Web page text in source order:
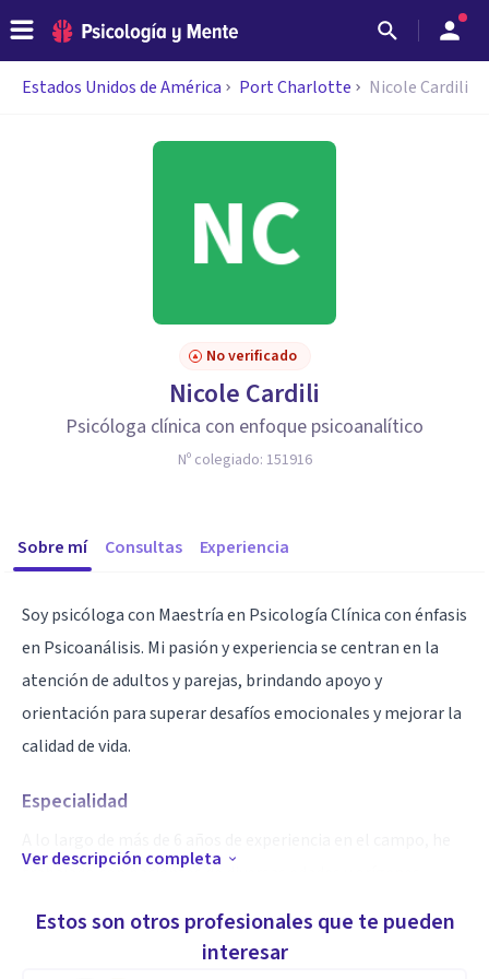
Estados Unidos de América Port Charlotte Nicole Cardili
No verificado
Nicole Cardili
Psicóloga clínica con enfoque psicoanalítico
Nº colegiado: 151916
Sobre mí Consultas Experiencia
Soy psicóloga con Maestría en Psicología Clínica con énfasis
en Psicoanálisis. Mi pasión y experiencia se centran en la
atención de adultos y parejas, brindando apoyo y
orientación para superar desafíos emocionales y mejorar la
calidad de vida.
Especialidad
trabajado con pacientes de diversas edades y orígenes
emocionales y de salud mental. Mi enfoque terapéutico se
Ver descripción completa
Estos son otros profesionales que te pueden
interesar